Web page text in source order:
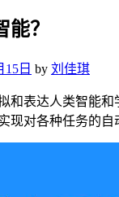
？
15日 by 刘佳琪
和表达人类智能
现对各种任务的自